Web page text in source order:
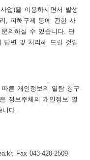
업)을 이용하시면서 발생
, 피해구제 등에 관한 사
의하실 수 있습니다. 단
답변 및 처리해 드릴 것입
른 개인정보의 열람 청구
정보주체의 개인정보 열
다.
Fax 043-420-2509